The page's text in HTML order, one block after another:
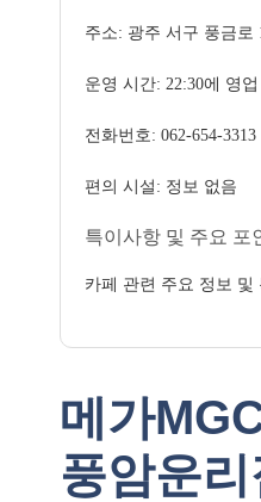
주소: 광주 서구 풍금로
운영 시간: 22:30에 영업
전화번호: 062-654-3313
편의 시설: 정보 없음
특이사항 및 주요 포
카페 관련 주요 정보 및
메가
풍암운